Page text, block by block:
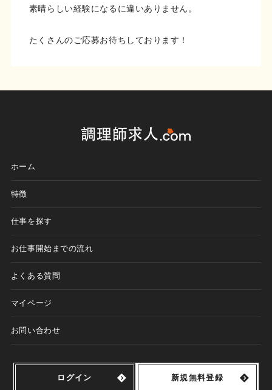
素晴らしい経験になるに違いありません。
たくさんのご応募お待ちしております！
ホーム
特徴
仕事を探す
お仕事開始までの流れ
よくある質問
マイページ
お問い合わせ
ログイン 新規無料登録